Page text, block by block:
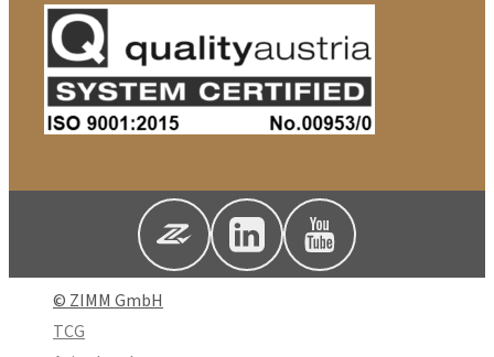
© ZIMM GmbH
TCG